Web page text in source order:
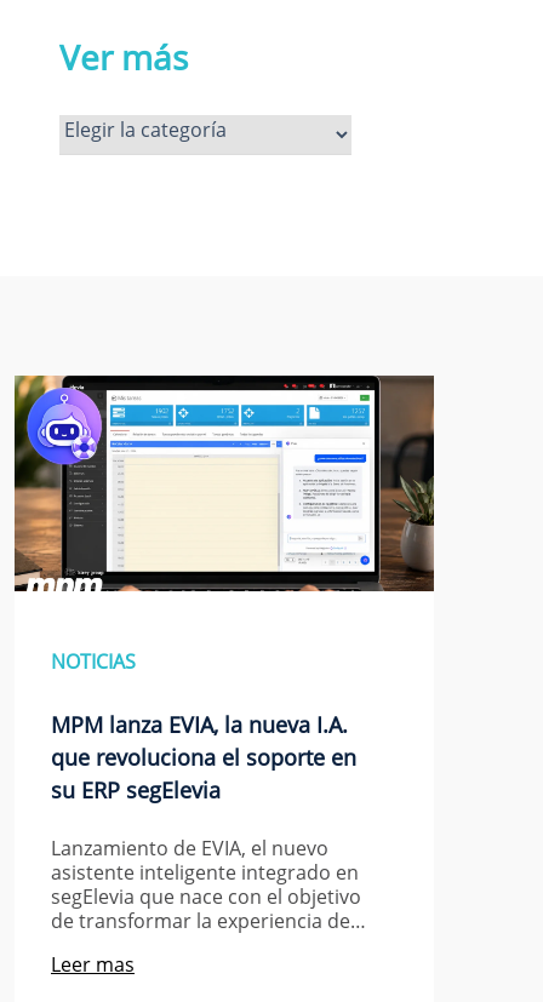
Ver más
Ver
más
NOTICIAS
MPM lanza EVIA, la nueva I.A.
que revoluciona el soporte en
su ERP segElevia
Lanzamiento de EVIA, el nuevo
asistente inteligente integrado en
segElevia que nace con el objetivo
de transformar la experiencia de…
Leer mas